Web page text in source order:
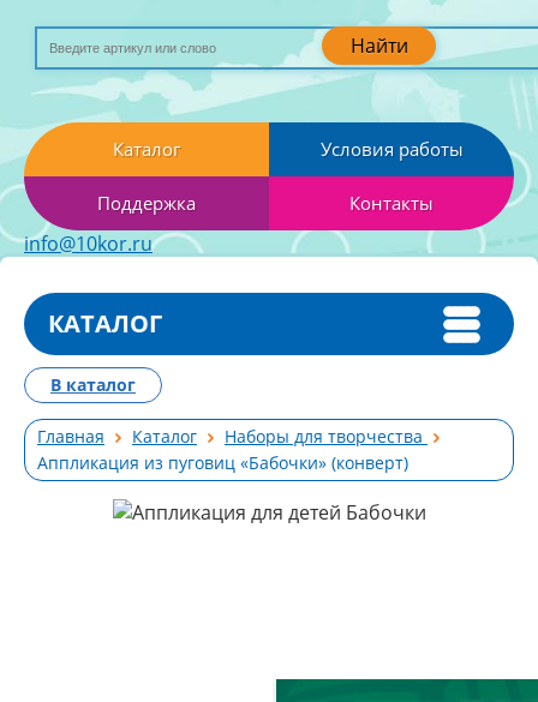
Найти
Каталог Условия работы
Поддержка Контакты
info@10kor.ru
КАТАЛОГ
Главная Каталог
Наборы для творчества
Аппликация из пуговиц «Бабочки» (конверт)
В каталог